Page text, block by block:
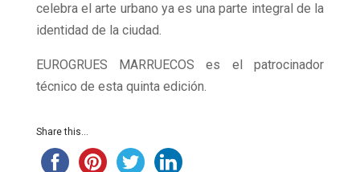
celebra el arte urbano ya es una parte integral de la
identidad de la ciudad.
EUROGRUES MARRUECOS es el patrocinador
técnico de esta quinta edición.
Share this...